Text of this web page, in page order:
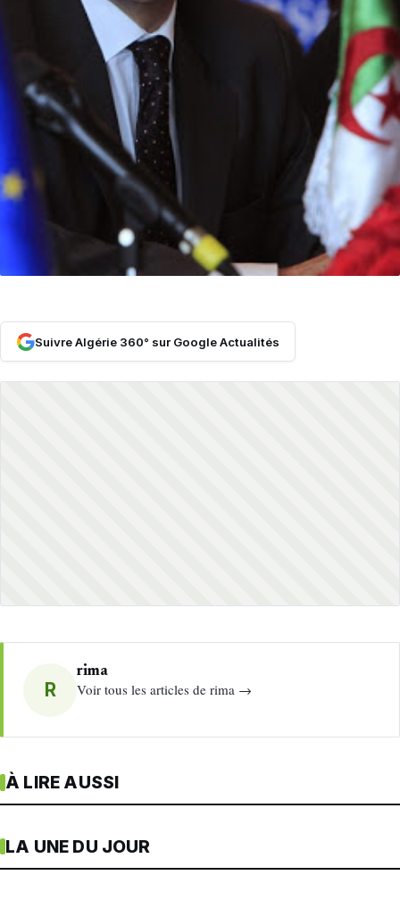
Suivre Algérie 360° sur Google Actualités
R
rima
Voir tous les articles de rima →
À LIRE AUSSI
LA UNE DU JOUR